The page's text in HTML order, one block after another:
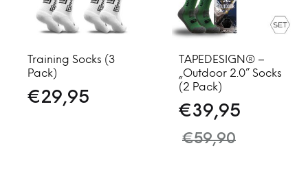
Training Socks (3
Pack)
€29,95
TAPEDESIGN® –
„Outdoor 2.0” Socks
(2 Pack)
€39,95
€59,90